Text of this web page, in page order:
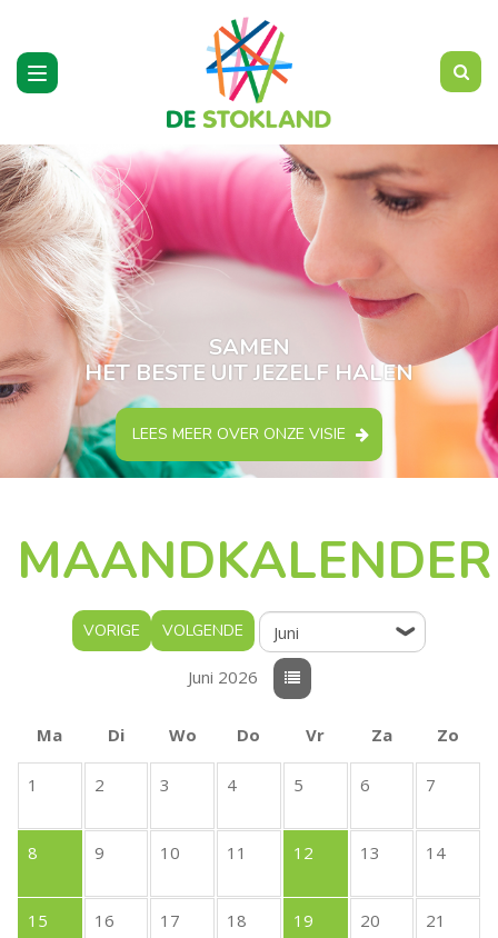
Toggle
navigation
SAMEN
HET BESTE UIT JEZELF HALEN
LEES MEER OVER ONZE VISIE
MAANDKALENDER
VORIGE VOLGENDE
Juni 2026
Ma Di Wo Do Vr Za Zo
1 2 3 4 5 6 7
8 9 10 11 12 13 14
15 16 17 18 19 20 21